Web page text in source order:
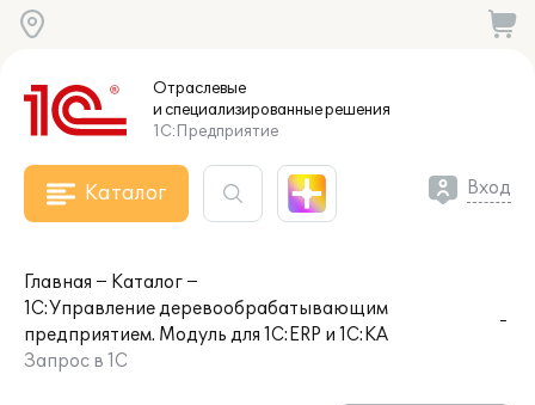
Отраслевые
и специализированныерешения
1С:Предприятие
Каталог Вход
Главная
Каталог
1С:Управление деревообрабатывающим
предприятием. Модуль для 1С:ERP и 1С:КА
Запрос в 1С